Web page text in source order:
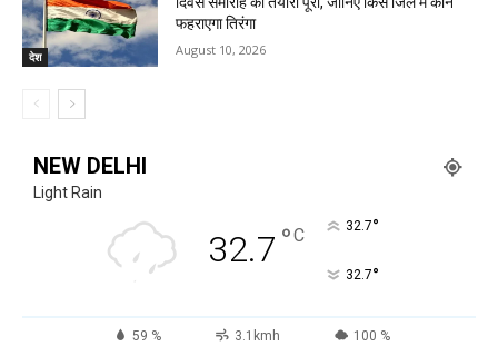
देश
फहराएगा तिरंगा
August 10, 2026
NEW DELHI
Light Rain
32.7 °C 32.7°
32.7°
59 % 3.1kmh 100 %